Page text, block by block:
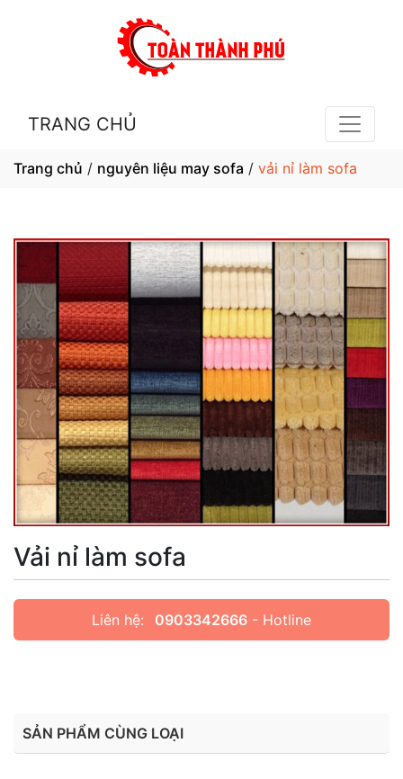
TRANG CHỦ
Trang chủ / nguyên liệu may sofa / vải nỉ làm sofa
Vải nỉ làm sofa
Liên hệ: 0903342666 - Hotline
SẢN PHẨM CÙNG LOẠI